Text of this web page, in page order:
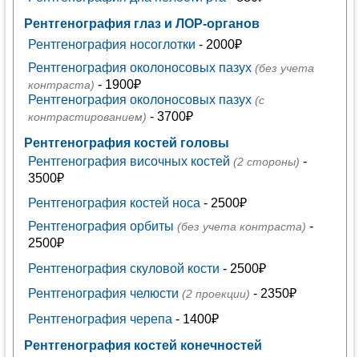
Рентгенография глаз и ЛОР-органов
Рентгенография носоглотки - 2000₽
Рентгенография околоносовых пазух (без учета
контраста) - 1900₽
Рентгенография околоносовых пазух (с
контрастированием) - 3700₽
Рентгенография костей головы
Рентгенография височных костей (2 стороны) -
3500₽
Рентгенография костей носа - 2500₽
Рентгенография орбиты (без учета контраста) -
2500₽
Рентгенография скуловой кости - 2500₽
Рентгенография челюсти (2 проекции) - 2350₽
Рентгенография черепа - 1400₽
Рентгенография костей конечностей